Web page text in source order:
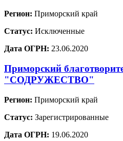
Регион: Приморский край
Статус: Исключенные
Дата ОГРН: 23.06.2020
Приморский
"СОДРУЖЕСТВО"
Регион: Приморский край
Статус: Зарегистрированные
Дата ОГРН: 19.06.2020